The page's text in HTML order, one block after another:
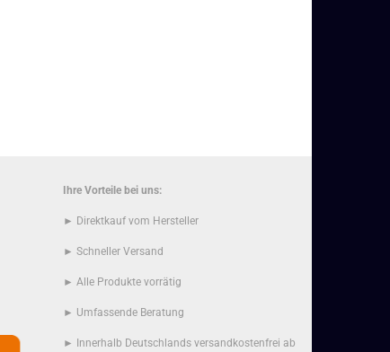
Ihre Vorteile bei uns:
► Direktkauf vom Hersteller
► Schneller Versand
► Alle Produkte vorrätig
► Umfassende Beratung
► Innerhalb Deutschlands versandkostenfrei ab